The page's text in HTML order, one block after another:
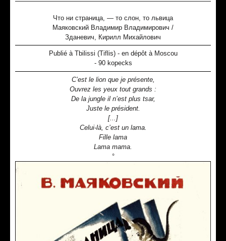
Что ни страница, — то слон, то львица
Маяковский Владимир Владимирович /
Зданевич, Кирилл Михайлович
Publié à Tbilissi (Tiflis) - en dépôt à Moscou
- 90 kopecks
C’est le lion que je présente,
Ouvrez les yeux tout grands :
De la jungle il n’est plus tsar,
Juste le président.
[...]
Celui-là, c’est un lama.
Fille lama
Lama mama.
°